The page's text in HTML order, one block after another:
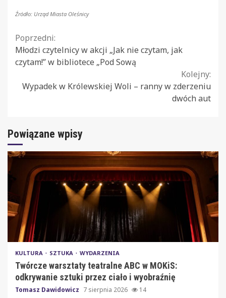
Źródło: Urząd Miasta Oleśnicy
Continue
Reading
Poprzedni:
Młodzi czytelnicy w akcji „Jak nie czytam, jak
czytam!” w bibliotece „Pod Sową
Kolejny:
Wypadek w Królewskiej Woli – ranny w zderzeniu
dwóch aut
Powiązane wpisy
KULTURA SZTUKA WYDARZENIA
Twórcze warsztaty teatralne ABC w MOKiS:
odkrywanie sztuki przez ciało i wyobraźnię
Tomasz Dawidowicz 7 sierpnia 2026 14